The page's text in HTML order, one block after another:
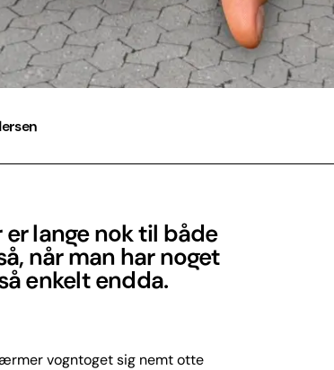
lange nok til både
når man har noget
enkelt endda.
vogntoget sig nemt otte